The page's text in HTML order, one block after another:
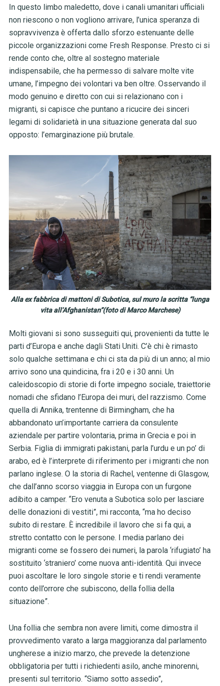
In questo limbo maledetto, dove i canali umanitari ufficiali
non riescono o non vogliono arrivare, l’unica speranza di
sopravvivenza è offerta dallo sforzo estenuante delle
piccole organizzazioni come Fresh Response. Presto ci si
rende conto che, oltre al sostegno materiale
indispensabile, che ha permesso di salvare molte vite
umane, l’impegno dei volontari va ben oltre. Osservando il
modo genuino e diretto con cui si relazionano con i
migranti, si capisce che puntano a ricucire dei sinceri
legami di solidarietà in una situazione generata dal suo
opposto: l’emarginazione più brutale.
Alla ex fabbrica di mattoni di Subotica, sul muro la scritta “lunga
vita all’Afghanistan”(foto di Marco Marchese)
Molti giovani si sono susseguiti qui, provenienti da tutte le
parti d’Europa e anche dagli Stati Uniti. C’è chi è rimasto
solo qualche settimana e chi ci sta da più di un anno; al mio
arrivo sono una quindicina, fra i 20 e i 30 anni. Un
caleidoscopio di storie di forte impegno sociale, traiettorie
nomadi che sfidano l’Europa dei muri, del razzismo. Come
quella di Annika, trentenne di Birmingham, che ha
abbandonato un’importante carriera da consulente
aziendale per partire volontaria, prima in Grecia e poi in
Serbia. Figlia di immigrati pakistani, parla l’urdu e un po’ di
arabo, ed è l’interprete di riferimento per i migranti che non
parlano inglese. O la storia di Rachel, ventenne di Glasgow,
che dall’anno scorso viaggia in Europa con un furgone
adibito a camper. “Ero venuta a Subotica solo per lasciare
delle donazioni di vestiti”, mi racconta, “ma ho deciso
subito di restare. È incredibile il lavoro che si fa qui, a
stretto contatto con le persone. I media parlano dei
migranti come se fossero dei numeri, la parola ‘rifugiato’ ha
sostituito ‘straniero’ come nuova anti-identità. Qui invece
puoi ascoltare le loro singole storie e ti rendi veramente
conto dell’orrore che subiscono, della follia della
situazione”.
Una follia che sembra non avere limiti, come dimostra il
provvedimento varato a larga maggioranza dal parlamento
ungherese a inizio marzo, che prevede la detenzione
obbligatoria per tutti i richiedenti asilo, anche minorenni,
presenti sul territorio. “Siamo sotto assedio”,